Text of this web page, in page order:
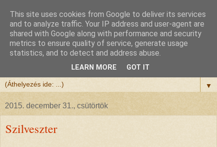
Félix atya
Szeretettel köszöntöm a honlapomra ellátogatót.
▼
2015. december 31., csütörtök
Szilveszter
This site uses cookies from Google to deliver its services
and to analyze traffic. Your IP address and user-agent are
shared with Google along with performance and security
metrics to ensure quality of service, generate usage
statistics, and to detect and address abuse.
LEARN MORE GOT IT